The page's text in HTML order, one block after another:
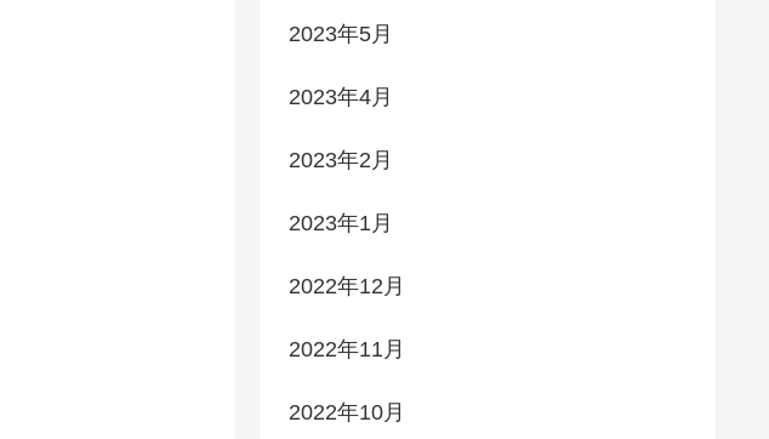
2023年5月
2023年4月
2023年2月
2023年1月
2022年12月
2022年11月
2022年10月